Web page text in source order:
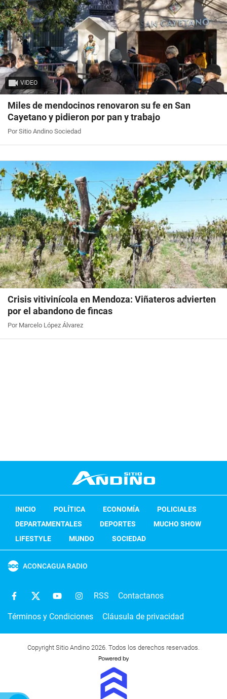
VIDEO
Miles de mendocinos renovaron su fe en San
Cayetano y pidieron por pan y trabajo
Por Sitio Andino Sociedad
Crisis vitivinícola en Mendoza: Viñateros advierten
por el abandono de fincas
Por Marcelo López Álvarez
INICIO POLÍTICA ECONOMÍA
POLICIALES
DEPARTAMENTALES
DEPORTES
MUCHO SHOW
LIFESTYLE
MUNDO SOCIEDAD
ACONCAGUA RADIO
RSS Contactanos
Términos y Condiciones Cláusula de privacidad
Copyright Sitio Andino 2026. Todos los derechos reservados.